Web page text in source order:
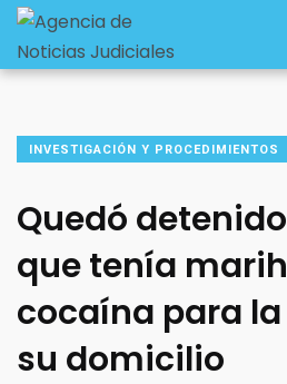
INVESTIGACIÓN Y PROCEDIMIENTOS
Quedó
que tenía
cocaína para
su domicilio